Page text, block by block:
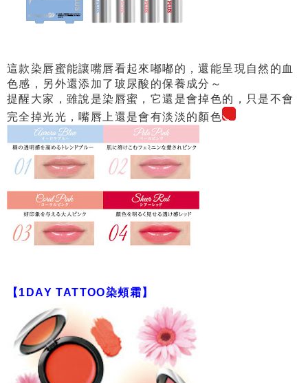
這款染唇蜜能讓嘴唇看起來嘟嘟的，還能呈現自然的血
色感，另外還添加了玻尿酸的保養成分～
提醒大家，雖說是染唇蜜，它還是會掉色的，只是不會
完全掉光光，嘴唇上還是會有淡淡的顏色
【1DAY TATTOO染頰霜】